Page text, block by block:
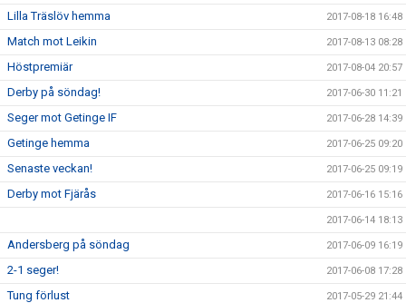
Lilla Träslöv hemma 2017-08-18 16:48
Match mot Leikin 2017-08-13 08:28
Höstpremiär 2017-08-04 20:57
Derby på söndag! 2017-06-30 11:21
Seger mot Getinge IF 2017-06-28 14:39
Getinge hemma 2017-06-25 09:20
Senaste veckan! 2017-06-25 09:19
Derby mot Fjärås 2017-06-16 15:16
2017-06-14 18:13
Andersberg på söndag 2017-06-09 16:19
2-1 seger! 2017-06-08 17:28
Tung förlust 2017-05-29 21:44